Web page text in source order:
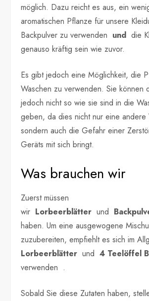
möglich. Dazu reicht es aus, ein
aromatischen Pflanze für unsere
Backpulver zu verwenden und die
genauso kräftig sein wie zuvor.
Es gibt jedoch eine Möglichkeit, die
Waschen zu verwenden. Sie können
jedoch nicht so wie sie sind in die
geben, da dies nicht nur eine andere
sondern auch die Gefahr einer
Geräts mit sich bringt.
Was brauchen wir
Zuerst müssen
wir Lorbeerblätter und
haben. Um eine ausgewogene
zuzubereiten, empfiehlt es sich im
Lorbeerblätter und4 Teelöffel
verwenden .
Sobald Sie diese Zutaten haben,